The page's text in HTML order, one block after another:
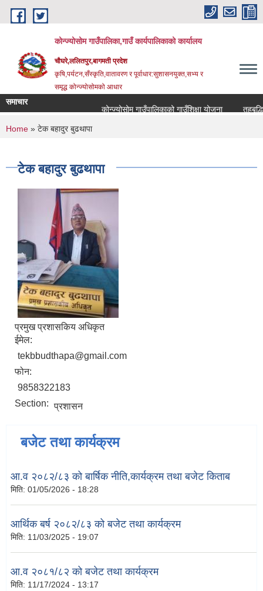
Skip to main content
कोन्ज्योसोम गाउँपालिका,गाउँ कार्यपालिकाको कार्यालय
चौघरे,ललितपुर,बागमती प्रदेश
कृषि,पर्यटन,सँस्कृति,वातावरण र पूर्वाधार:सुशासनयुक्त,सभ्य र
समृद्ध कोन्ज्योसोमको आधार
समाचार
कोन्ज्योसोम गाउँपालिकाको गाउँशिक्षा योजना
You are here
Home » टेक बहादुर बुढथापा
टेक बहादुर बुढथापा
प्रमुख प्रशासकिय अधिकृत
ईमेल:
tekbbudthapa@gmail.com
फोन:
9858322183
Section: प्रशासन
बजेट तथा कार्यक्रम
आ.व २०८२/८३ को बार्षिक नीति,कार्यक्रम तथा बजेट किताब
मिति: 01/05/2026 - 18:28
आर्थिक बर्ष २०८२/८३ को बजेट तथा कार्यक्रम
मिति: 11/03/2025 - 19:07
आ.व २०८१/८२ को बजेट तथा कार्यक्रम
मिति: 11/17/2024 - 13:17